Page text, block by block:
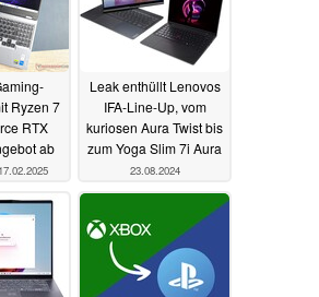
Ryzen 7
RTX
ab
17.02.2025
Leak enthüllt Lenovos
IFA-Line-Up, vom
kuriosen Aura Twist bis
zum Yoga Slim 7i Aura
23.08.2024